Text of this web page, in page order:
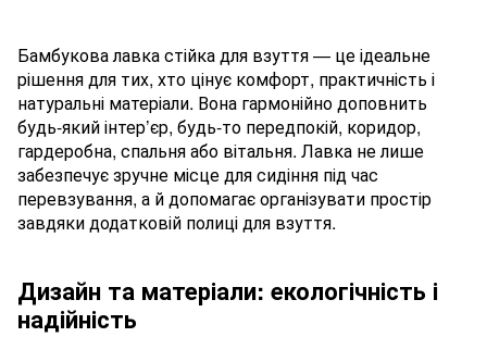
Бамбукова лавка стійка для взуття — це ідеальне
рішення для тих, хто цінує комфорт, практичність і
натуральні матеріали. Вона гармонійно доповнить
будь-який інтер’єр, будь-то передпокій, коридор,
гардеробна, спальня або вітальня. Лавка не лише
забезпечує зручне місце для сидіння під час
перевзування, а й допомагає організувати простір
завдяки додатковій полиці для взуття.
Дизайн та матеріали: екологічність і
надійність